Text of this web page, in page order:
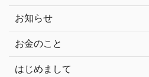
お知らせ
お金のこと
はじめまして